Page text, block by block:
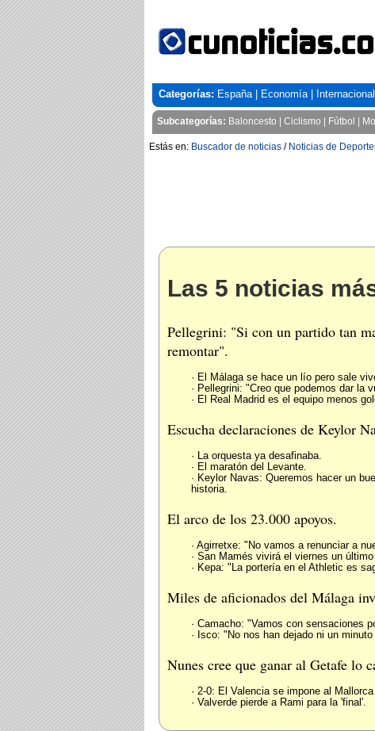
Categorías: España| Economía| Internacional
Subcategorías: Baloncesto Ciclismo Fútbol
Estás en: Buscador de noticias / Noticias de
Las 5 noticias
Pellegrini: "Si con un partido tan
remontar".
· El Málaga se hace un lío pero sale
· Pellegrini: "Creo que podemos dar la
· El Real Madrid es el equipo menos
Escucha declaraciones de Keylor
· La orquesta ya desafinaba.
· El maratón del Levante.
· Keylor Navas: Queremos hacer un
historia.
El arco de los 23.000 apoyos.
· Agirretxe: "No vamos a renunciar a
· San Mamés vivirá el viernes un
· Kepa: "La portería en el Athletic es
Miles de aficionados del Málaga
· Camacho: "Vamos con sensaciones
· Isco: "No nos han dejado ni un
Nunes cree que ganar al Getafe lo
· 2-0: El Valencia se impone al
· Valverde pierde a Rami para la 'final'.